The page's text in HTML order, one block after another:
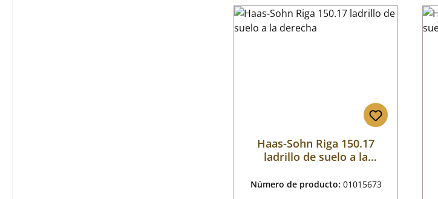
Haas-Sohn Riga 150.17
ladrillo de suelo a la
Número de producto: 01015673